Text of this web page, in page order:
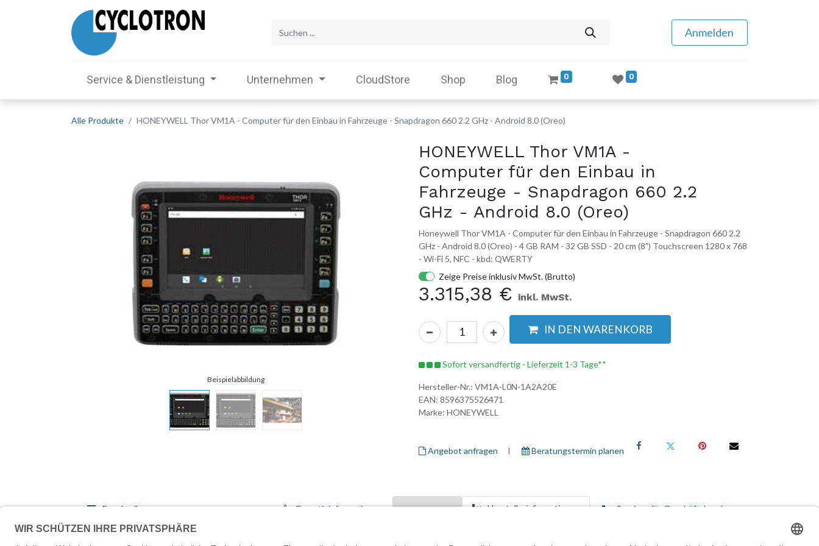
Anmelden
Service & Dienstleistung Unternehmen CloudStore Shop Blog 0 0
Alle Produkte HONEYWELL Thor VM1A - Computer für den Einbau in Fahrzeuge - Snapdragon 660 2.2 GHz - Android 8.0 (Oreo)
HONEYWELL Thor VM1A -
Computer für den Einbau in
Fahrzeuge - Snapdragon 660 2.2
GHz - Android 8.0 (Oreo)
Honeywell Thor VM1A - Computer für den Einbau in Fahrzeuge - Snapdragon 660 2.2
GHz - Android 8.0 (Oreo) - 4 GB RAM - 32 GB SSD - 20 cm (8") Touchscreen 1280 x 768
- Wi-Fi 5, NFC - kbd: QWERTY
Zeige Preise inklusiv MwSt. (Brutto)
3.315,38 € inkl. MwSt.
IN DEN WARENKORB
Sofort versandfertig - Lieferzeit 1-3 Tage**
Hersteller-Nr.: VM1A-L0N-1A2A20E
EAN: 8596375526471
Marke: HONEYWELL
Angebot anfragen I ​ Beratungstermin planen
Beschreibung Garantieinformationen Herstellerinformationen Services für Geschäftskunden